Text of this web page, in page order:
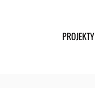
PROJEKTY